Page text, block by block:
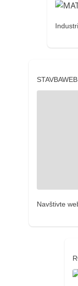
STAVBAWEB
Navštivte